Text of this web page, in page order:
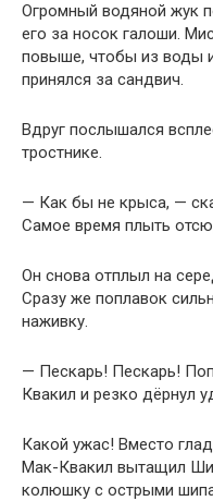
Огромный водяной жук
его за носок галоши.
повыше, чтобы из воды
принялся за сандвич.
Вдруг послышался
тростнике.
— Как бы не крыса, —
Самое время плыть
Он снова отплыл на
Сразу же поплавок
наживку.
— Пескарь! Пескарь!
Квакил и резко дёрнул
Какой ужас! Вместо
Мак-Квакил вытащил
колюшку с острыми